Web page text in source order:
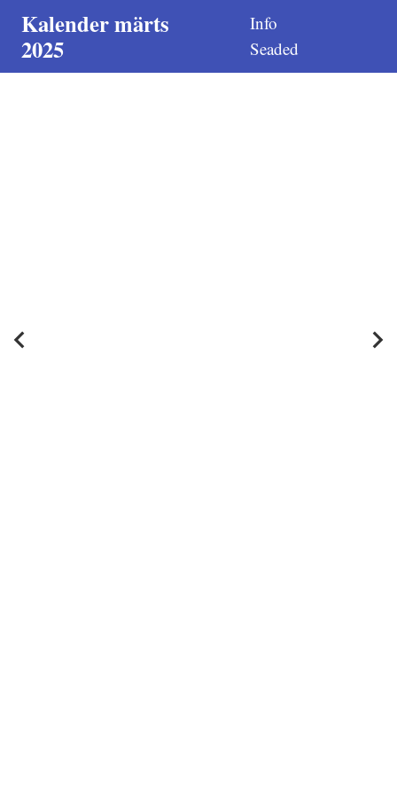
Kalender märts
2025
Info
Seaded